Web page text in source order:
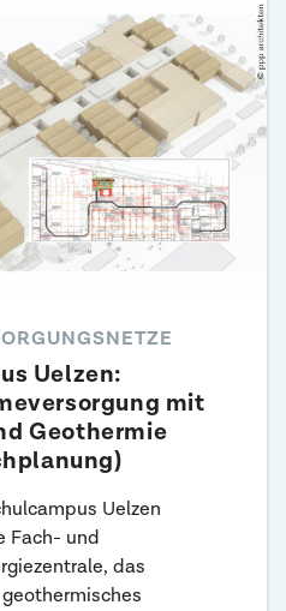
Uelzen:
mit
Geothermie
Uelzen
Fach- und
das